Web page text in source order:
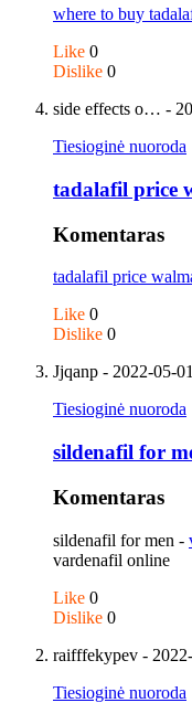
where to buy
Like 0
Dislike 0
side effects o… -
Tiesioginė nuoroda
tadalafil price
Komentaras
tadalafil price
Like 0
Dislike 0
Jjqanp - 2022-05-
Tiesioginė nuoroda
sildenafil for
Komentaras
sildenafil for men -
vardenafil online
Like 0
Dislike 0
raifffekypev -
Tiesioginė nuoroda